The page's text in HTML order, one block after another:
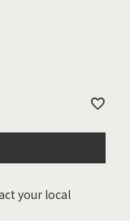
your local